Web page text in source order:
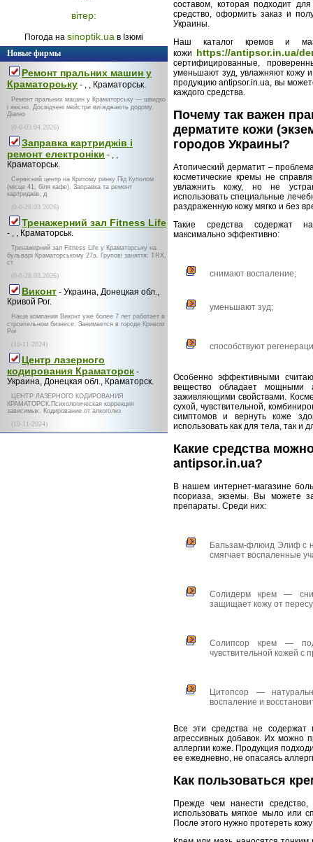
вітер:
Погода на sinoptik.ua в Ізюмі
Новые фирмы
Ремонт пральних машин у
Краматорську - , , Краматорськ.
Ремонт пральних машин у Краматорську — швидко
і якісно. Досвідчені майстри виїжджають додому.
Діагно
(0-0-03.04.2026)
Заправка картриджів і
ремонт електроніки - , ,
Краматорськ.
Сервісний центр на Критому ринку Під Куполом
(місце 41, біля кафе). Заправка та ремонт
картриджів, д
(0-0-28.03.2026)
Тренажерний зал Fitness Life
- , , Краматорськ.
Тренажерний зал Fitness Life у Краматорську на
бульварі Краматорському 27а. Групові заняття: TRX,
ст
(0-0-28.03.2026)
Виконт - Украина, Донецкая обл.,
Кривой Рог.
Наша компания Виконт уже более 7 лет работает в
строительном бизнесе. Занимается в городе Кривом
Рог
(10-11-2024)
Центр лазерного
кодирования Краматорск -
Украина, Донецкая обл., Краматорск.
ЦЕНТР ЛАЗЕРНОГО КОДИРОВАНИЯ
КРАМАТОРСК.Психологическая коррекция
зависимых. Кодирование от алкоголиз
(10-11-2024)
составом, которая подходит
средство, оформить заказ и
Украины.
Наш каталог кремов и
кожи https://antipsor.in.ua/
сертифицированные,
уменьшают зуд, увлажняют кожу
продукцию antipsor.in.ua, вы
каждого средства.
Почему так важен
дерматите кожи
городов Украины?
Атопический дерматит –
косметические кремы не
увлажнить кожу, но не
использовать специальные
раздраженную кожу мягко и без
Такие средства содержат
максимально эффективно:
снимают воспаление;
уменьшают зуд;
способствуют
Особенно эффективными
вещество обладает мощными
заживляющими свойствами.
сухой, чувствительной,
симптомов и вернуть коже
использовать как для тела, так и
Какие средства
antipsor.in.ua?
В нашем интернет-магазине
псориаза, экземы. Вы можете
препараты. Среди них:
Бальзам-флюид Элиф с
смягчает воспаленные
Солидерм крем —
защищает кожу от
Солипсор крем —
чувствительной кожей с
Цитопсор —
воспаление и
Все эти средства не содержат
агрессивных добавок. Их можно
аллергии коже. Продукция
ее ежедневно, не опасаясь
Как пользоваться
Прежде чем нанести
использовать мягкое мыло или
После этого нужно протереть